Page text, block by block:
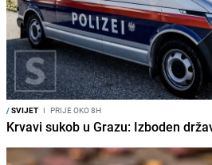
/SVIJET I PRIJE OKO 8H
Krvavi sukob u Grazu: Izboden